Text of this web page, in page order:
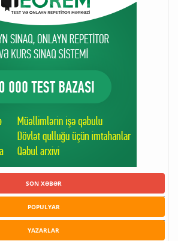
SON XƏBƏR
POPULYAR
YAZARLAR